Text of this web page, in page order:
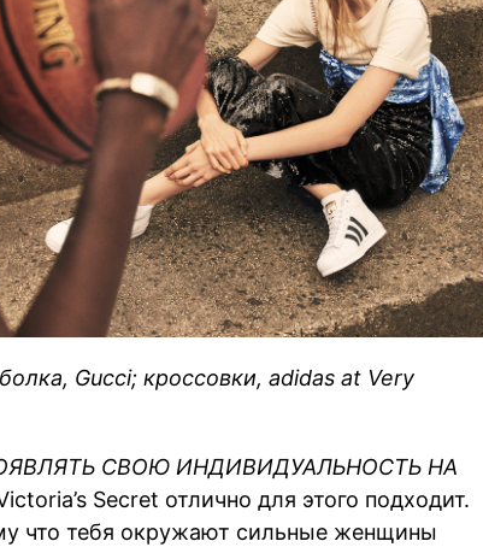
Gucci; кроссовки, adidas at Very
СВОЮ ИНДИВИДУАЛЬНОСТЬ НА
Secret отлично для этого подходит.
что тебя окружают сильные женщины